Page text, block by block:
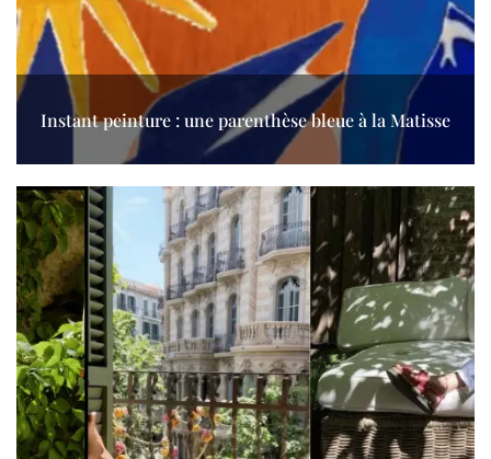
Instant peinture : une parenthèse bleue à la Matisse